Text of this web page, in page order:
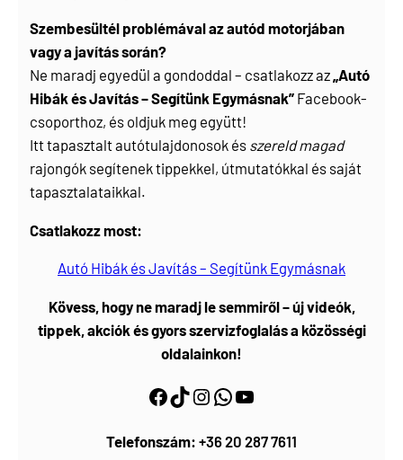
Szembesültél problémával az autód motorjában
vagy a javítás során?
Ne maradj egyedül a gondoddal – csatlakozz az „Autó
Hibák és Javítás – Segítünk Egymásnak” Facebook-
csoporthoz, és oldjuk meg együtt!
Itt tapasztalt autótulajdonosok és szereld magad
rajongók segítenek tippekkel, útmutatókkal és saját
tapasztalataikkal.
Csatlakozz most:
Autó Hibák és Javítás – Segítünk Egymásnak
Kövess, hogy ne maradj le semmiről – új videók,
tippek, akciók és gyors szervizfoglalás a közösségi
oldalainkon!
Facebook https://www.tiktok.com/@myautoszerviz.hu https://www.instagram.com/myautoszerviz.hu/ wa.me/36202877611 YouTube
Telefonszám: +36 20 287 7611